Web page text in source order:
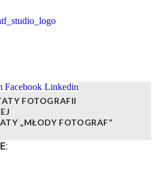
FOTOGRAFII
„MŁODY FOTOGRAF”
Facebook Linkedin